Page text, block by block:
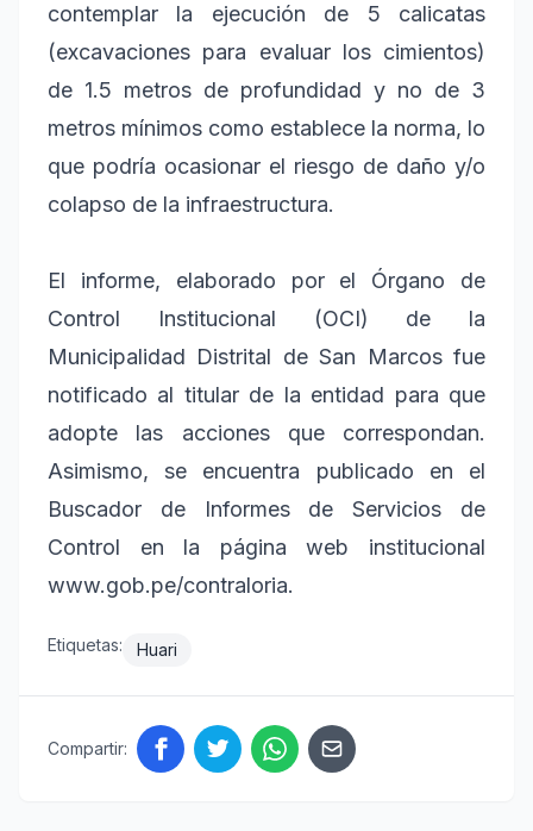
contemplar la ejecución de 5 calicatas
(excavaciones para evaluar los cimientos)
de 1.5 metros de profundidad y no de 3
metros mínimos como establece la norma, lo
que podría ocasionar el riesgo de daño y/o
colapso de la infraestructura.
El informe, elaborado por el Órgano de
Control Institucional (OCI) de la
Municipalidad Distrital de San Marcos fue
notificado al titular de la entidad para que
adopte las acciones que correspondan.
Asimismo, se encuentra publicado en el
Buscador de Informes de Servicios de
Control en la página web institucional
www.gob.pe/contraloria.
Etiquetas: Huari
Compartir: